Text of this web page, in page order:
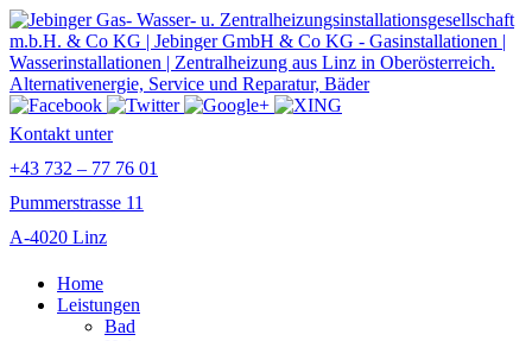
Kontakt unter
+43 732 – 77 76 01
Pummerstrasse 11
A-4020 Linz
Home
Leistungen
Bad